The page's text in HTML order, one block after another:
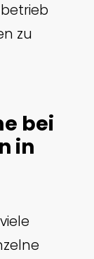
zu
bei
in